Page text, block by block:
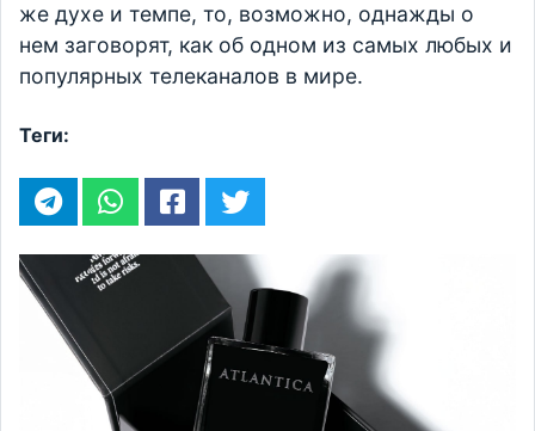
же духе и темпе, то, возможно, однажды о
нем заговорят, как об одном из самых любых и
популярных телеканалов в мире.
Теги: